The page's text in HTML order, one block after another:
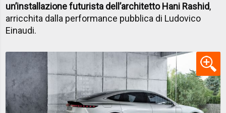
un’installazione futurista dell’architetto Hani Rashid,
arricchita dalla performance pubblica di Ludovico
Einaudi.